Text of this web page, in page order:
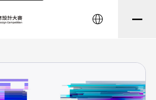
English